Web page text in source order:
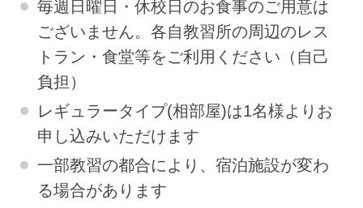
毎週日曜日・休校日のお食事のご用意は
ございません。各自教習所の周辺のレス
トラン・食堂等をご利用ください（自己
負担）
レギュラータイプ(相部屋)は1名様よりお
申し込みいただけます
一部教習の都合により、宿泊施設が変わ
る場合があります